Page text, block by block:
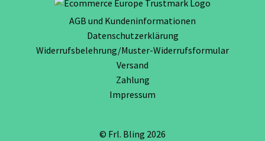
AGB und Kundeninformationen
Datenschutzerklärung
Widerrufsbelehrung/Muster-Widerrufsformular
Versand
Zahlung
Impressum
© Frl. Bling 2026